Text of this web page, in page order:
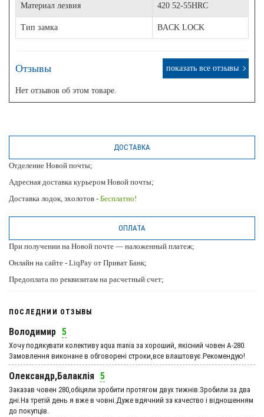
Материал лезвия 420 52-55HRC
Тип замка BACK LOCK
Отзывы показать все отзывы
Нет отзывов об этом товаре.
ДОСТАВКА
Отделение Новой почты;
Адресная доставка курьером Новой почты;
Доставка лодок, эхолотов - Бесплатно!
ОПЛАТА
При получении на Новой почте — наложенный платеж;
Онлайн на сайте - LiqPay от Приват Банк;
Предоплата по реквизитам на расчетный счет;
ПОСЛЕДНИИ ОТЗЫВЫ
Володимир 5
Хочу подякувати колективу aqua mania за хороший, якісний човен А-280.
Замовлення виконане в обговорені строки,все влаштовує.Рекомендую!
Олександр,Балаклія 5
Заказав човен 280,обіцяли зробити протягом двух тижнів.Зробили за два
дні.На третій день я вже в човні.Дуже вдячний за качество і відношенням
до покупців.